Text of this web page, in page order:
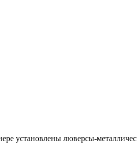
установлены люверсы-